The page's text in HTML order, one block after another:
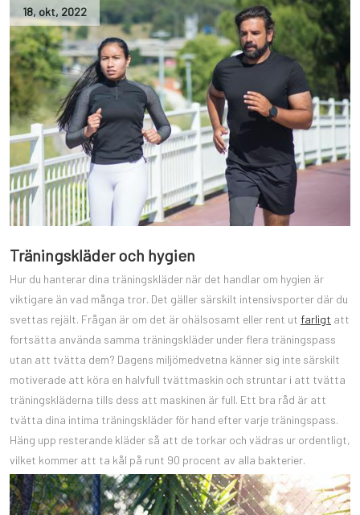
18, okt, 2022
Träningskläder och hygien
Hur du hanterar dina träningskläder när det handlar om hygien är
viktigare än vad många tror. Det gäller särskilt intensivsporter där du
svettas rejält. Frågan är om det är ohälsosamt eller rent ut farligt att
fortsätta använda samma träningskläder under flera träningspass
utan att tvätta dem? Dagens miljömedvetna känner sig inte särskilt
motiverade att köra en halvfull tvättmaskin och struntar i att tvätta
träningskläderna tills dess att maskinen är full. Ett bra råd är att
tvätta dina intima träningskläder för hand efter varje träningspass.
Häng upp resterande kläder så att de torkar och vädras ur ordentligt,
vilket kommer att ta kål på runt 90 procent av alla bakterier.